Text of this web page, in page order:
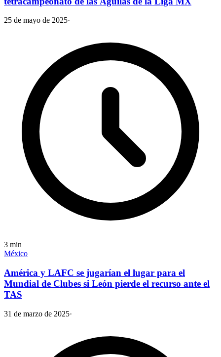
25 de mayo de 2025·
3 min
México
América y LAFC se jugarían el lugar para el
Mundial de Clubes si León pierde el recurso ante el
TAS
31 de marzo de 2025·